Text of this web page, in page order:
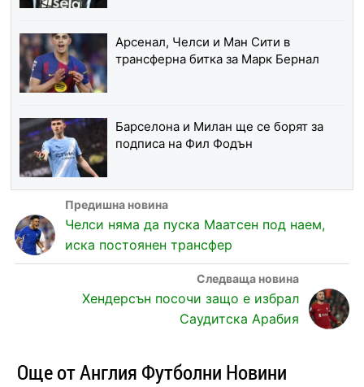
Арсенал, Челси и Ман Сити в
трансферна битка за Марк Бернал
Барселона и Милан ще се борят за
подписа на Фил Фодън
Челси няма да пуска Маатсен под наем,
иска постоянен трансфер
Хендерсън посочи защо е избрал
Саудитска Арабия
Още от Англия Футболни Новини